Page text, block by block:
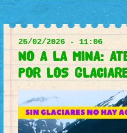
25/02/2026 - 11:06
NO A LA MINA:
POR LOS